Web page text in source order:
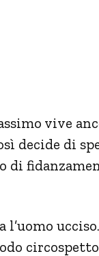
vive
decide di
di
l’uomo